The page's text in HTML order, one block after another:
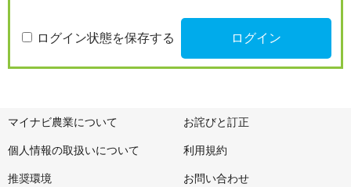
ログイン状態を保存する
マイナビ農業について お詫びと訂正
個人情報の取扱いについて 利用規約
推奨環境 お問い合わせ